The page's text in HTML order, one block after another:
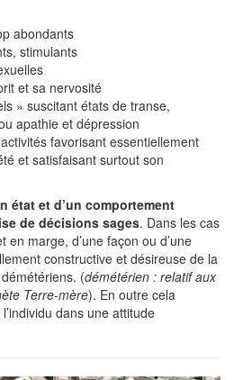
abondants
stimulants
et sa nervosité
» suscitant états de transe,
apathie et dépression
favorisant essentiellement
et satisfaisant surtout son
état et d’un comportement
de décisions sages. Dans les cas
en marge, d’une façon ou d’une
constructive et désireuse de la
(démétérien : relatif aux
Terre-mère). En outre cela
dans une attitude